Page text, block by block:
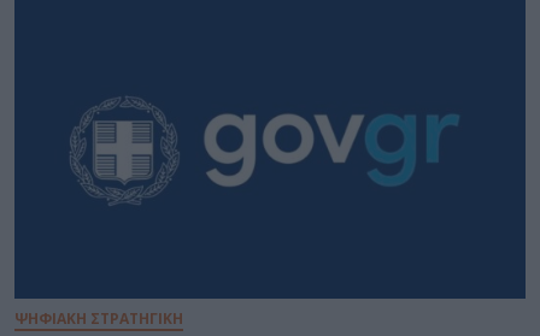
ΨΗΦΙΑΚΗ ΣΤΡΑΤΗΓΙΚΗ